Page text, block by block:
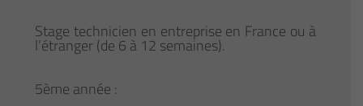
Stage technicien en entreprise en France ou à
l’étranger (de 6 à 12 semaines).
5ème année :